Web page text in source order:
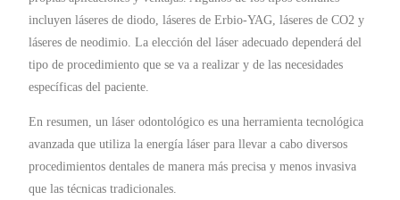
incluyen láseres de diodo, láseres de Erbio-YAG, láseres de CO2 y
láseres de neodimio. La elección del láser adecuado dependerá del
tipo de procedimiento que se va a realizar y de las necesidades
específicas del paciente.
En resumen, un láser odontológico es una herramienta tecnológica
avanzada que utiliza la energía láser para llevar a cabo diversos
procedimientos dentales de manera más precisa y menos invasiva
que las técnicas tradicionales.